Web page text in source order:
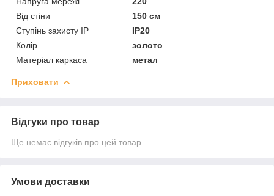
Від стіни
150 см
Ступінь захисту IP
IP20
Колір
золото
Матеріал каркаса
метал
Приховати
Відгуки про товар
Ще немає відгуків про цей товар
Умови доставки